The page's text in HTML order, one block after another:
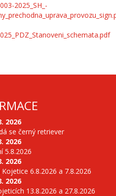
2025_SH_-
2026
se černý retriever
2026
5.8.2026
2026
6.8.2026 a 7.8.2026
2026
13.8.2026 a 27.8.2026